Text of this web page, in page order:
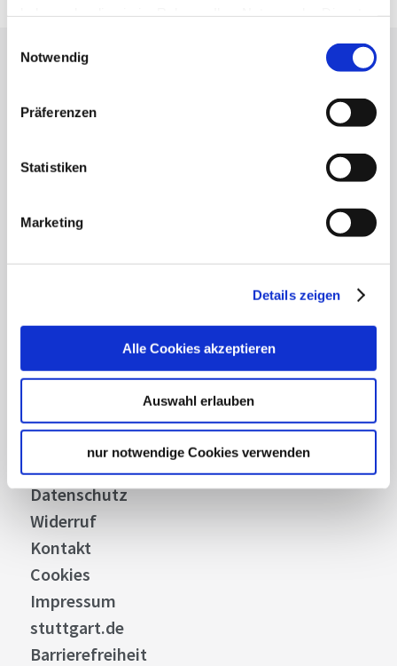
Impressum
Notwendig
Präferenzen
Statistiken
Marketing
Details zeigen
Alle Cookies akzeptieren
Auswahl erlauben
nur notwendige Cookies verwenden
Lassen Sie sich inspirieren!
Mit unserem Newsletter bleiben Sie zu Events,
Business
Allgemeine Geschäftsbedingungen
Datenschutz
Widerruf
Kontakt
Cookies
Impressum
stuttgart.de
Barrierefreiheit